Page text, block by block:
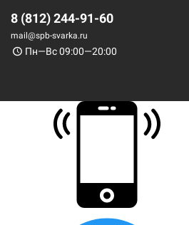
8 (812) 244-91-60
mail@spb-svarka.ru
Пн—Вс 09:00—20:00